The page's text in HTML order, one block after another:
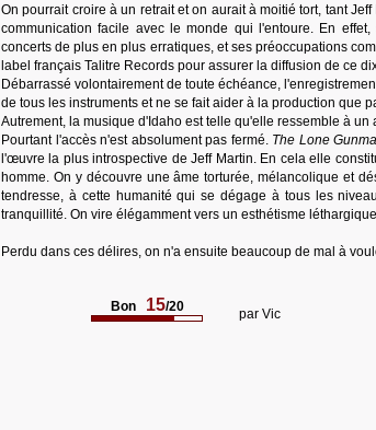
On pourrait croire à un retrait et on aurait à moitié tort, tant
communication facile avec le monde qui l'entoure. En
concerts de plus en plus erratiques, et ses préoccupations
label français Talitre Records pour assurer la diffusion de ce
Débarrassé volontairement de toute échéance,
de tous les instruments et ne se fait aider à la production que
Autrement, la musique d'Idaho est telle qu'elle ressemble à
Pourtant l'accès n'est absolument pas fermé. The Lone
l'œuvre la plus introspective de Jeff Martin. En cela elle
homme. On y découvre une âme torturée, mélancolique et
tendresse, à cette humanité qui se dégage à tous les
tranquillité. On vire élégamment vers un esthétisme
Perdu dans ces délires, on n'a ensuite beaucoup de mal à
Bon 15/20 par Vic